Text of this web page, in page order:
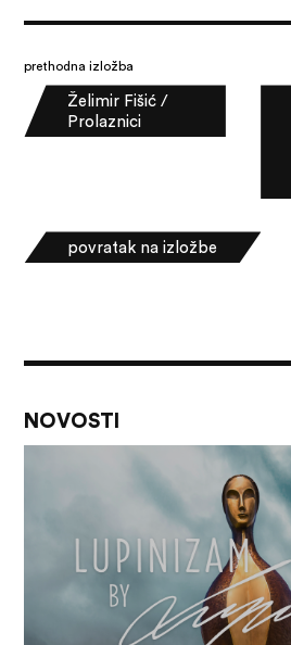
prethodna izložba
Želimir Fišić /
Prolaznici
povratak na izložbe
NOVOSTI